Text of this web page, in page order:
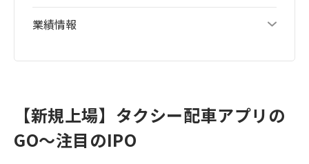
業績情報
【新規上場】タクシー配車アプリの
GO～注目のIPO